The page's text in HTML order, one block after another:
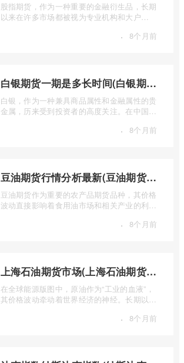
股指期货，作为一种重要的金融衍生品，长期
以来在许多市场都被视为专业机构和大户
· 8个月前
白银期货一期是多长时间(白银期货涨幅一天最高多少)
白银，作为一种兼具商品属性和金融属性的贵
金属，历来受到投资者的高度关注。在中国市
· 8个月前
豆油期货行情分析最新(豆油期货行情实时行情)
豆油期货作为重要的农产品期货品种，其价格
波动直接影响着食用油市场和相关产业的利
· 8个月前
上海石油期货市场(上海石油期货市场行情)
在全球能源版图中，原油作为“工业的血液”，
其价格波动牵动着世界经济的神经。长期以
· 8个月前